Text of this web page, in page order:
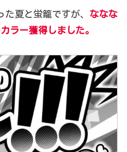
た夏と蛍籠ですが、 ななな
ラー獲得しました。